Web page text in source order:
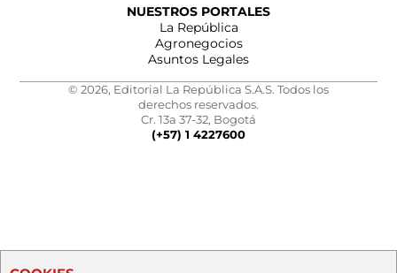
NUESTROS PORTALES
La República
Agronegocios
Asuntos Legales
© 2026, Editorial La República S.A.S. Todos los
derechos reservados.
Cr. 13a 37-32, Bogotá
(+57) 1 4227600